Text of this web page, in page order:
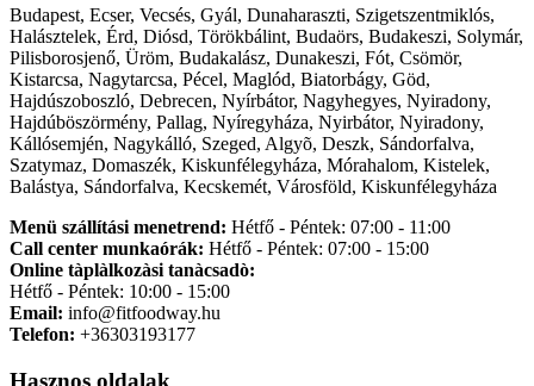
Budapest, Ecser, Vecsés, Gyál, Dunaharaszti, Szigetszentmiklós,
Halásztelek, Érd, Diósd, Törökbálint, Budaörs, Budakeszi, Solymár,
Pilisborosjenő, Üröm, Budakalász, Dunakeszi, Fót, Csömör,
Kistarcsa, Nagytarcsa, Pécel, Maglód, Biatorbágy, Göd,
Hajdúszoboszló, Debrecen, Nyírbátor, Nagyhegyes, Nyiradony,
Hajdúböszörmény, Pallag, Nyíregyháza, Nyirbátor, Nyiradony,
Kállósemjén, Nagykálló, Szeged, Algyõ, Deszk, Sándorfalva,
Szatymaz, Domaszék, Kiskunfélegyháza, Mórahalom, Kistelek,
Balástya, Sándorfalva, Kecskemét, Városföld, Kiskunfélegyháza
Menü szállítási menetrend: Hétfő - Péntek: 07:00 - 11:00
Call center munkaórák: Hétfő - Péntek: 07:00 - 15:00
Online tàplàlkozàsi tanàcsadò:
Hétfő - Péntek: 10:00 - 15:00
Email: info@fitfoodway.hu
Telefon: +36303193177
Hasznos oldalak